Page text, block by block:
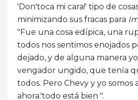
'Don'toca mi cara!' tipo de
minimizando sus fracas para
"Fue una cosa edípica, una
todos nos sentimos enojados
dejado, y de alguna manera
vengador ungido, que tenía
todos. Pero Chevy y yo somos
ahora.'todo está bien ".